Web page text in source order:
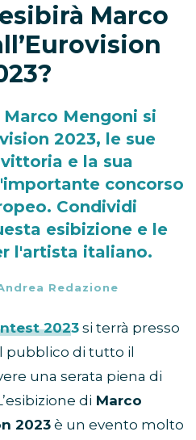
Marco
Mengoni si
2023, le sue
e la sua
concorso
Condividi
esibizione e le
l'artista italiano.
Redazione
2023 si terrà presso
pubblico di tutto il
una serata piena di
di Marco
2023 è un evento molto